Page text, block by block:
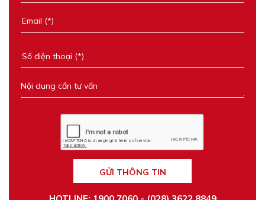
GỬI THÔNG TIN